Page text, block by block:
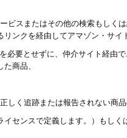
スまたはその他の検索もしく
ンクを経由してアマゾン・サイ
要とせずに、仲介サイト経由
商品、
く追跡または報告されない商品
センスで定義します。）もし